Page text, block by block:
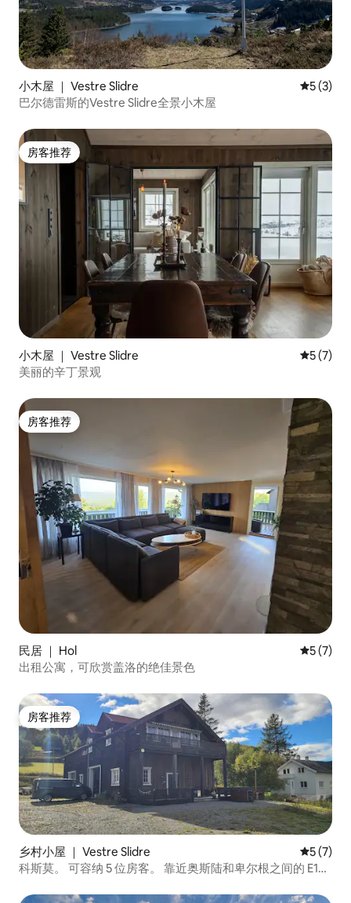
小木屋 ｜ Vestre Slidre 平均评分
5 (3)
巴尔德雷斯的Vestre Slidre全景小木屋
房客推荐
房客推荐
小木屋 ｜ Vestre Slidre 平均评分
5 (7)
美丽的辛丁景观
房客推荐
房客推荐
民居 ｜ Hol 平均评分
5 (7)
出租公寓，可欣赏盖洛的绝佳景色
房客推荐
房客推荐
乡村小屋 ｜ Vestre Slidre 平均评分
5 (7)
科斯莫。 可容纳 5 位房客。 靠近奥斯陆和卑尔根之间的 E16